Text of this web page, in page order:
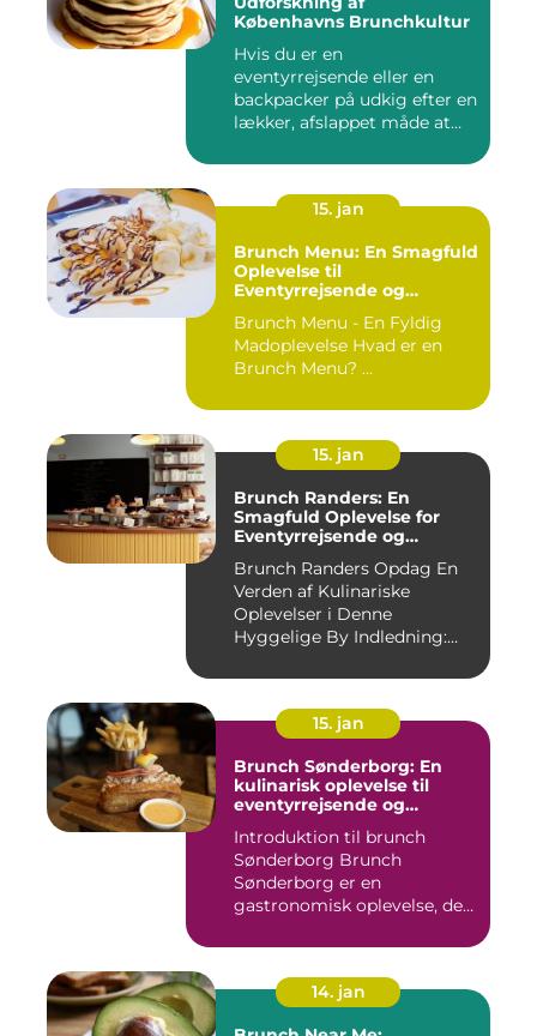
Københavns Brunchkultur
Hvis du er en
eventyrrejsende eller en
backpacker på udkig efter en
lækker, afslappet måde at
15. jan
Brunch Menu: En Smagfuld
Oplevelse til
Eventyrrejsende og
Brunch Menu - En Fyldig
Madoplevelse Hvad er en
Brunch Menu? ...
15. jan
Brunch Randers: En
Smagfuld Oplevelse for
Eventyrrejsende og
Brunch Randers Opdag En
Verden af Kulinariske
Oplevelser i Denne
Hyggelige By Indledning:
15. jan
Brunch Sønderborg: En
kulinarisk oplevelse til
eventyrrejsende og
Introduktion til brunch
Sønderborg Brunch
Sønderborg er en
gastronomisk oplevelse, der
14. jan